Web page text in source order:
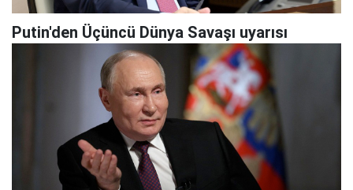
Putin'den Üçüncü Dünya Savaşı uyarısı